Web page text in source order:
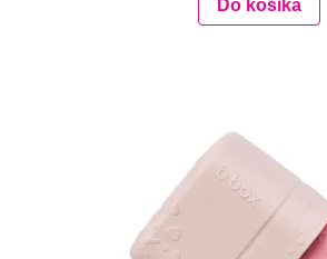
Do košíka